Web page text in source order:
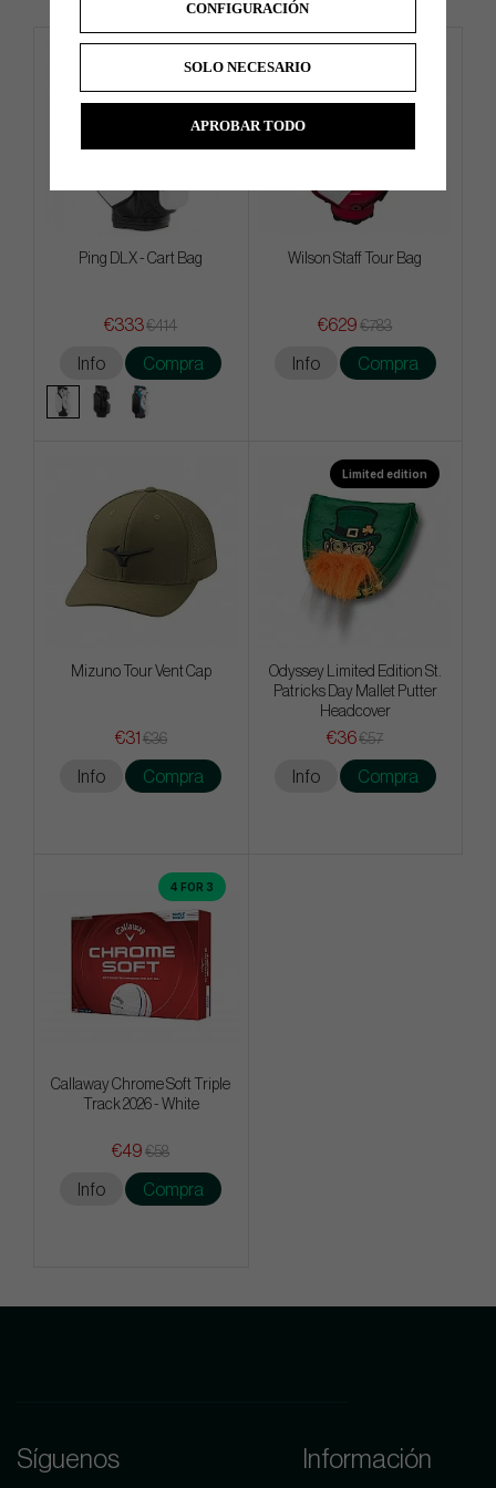
Ping DLX - Cart Bag
€333€414
Info Compra
Wilson Staff Tour Bag
€629 €783
Info Compra
Mizuno Tour Vent Cap
€31 €36
Info Compra
Limited edition
Odyssey Limited Edition St.
Patricks Day Mallet Putter
Headcover
€36€57
Info Compra
4 FOR 3
Callaway Chrome Soft Triple
Track 2026 - White
€49 €58
Info Compra
Síguenos Información
CONFIGURACIÓN
SOLO NECESARIO
APROBAR TODO